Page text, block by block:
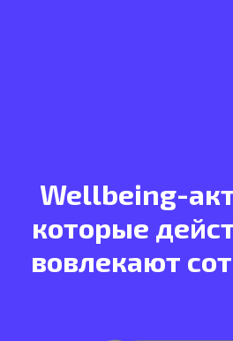
Wellbeing-
которые
вовлекают